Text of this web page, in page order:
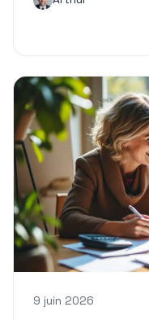
9 juin 2026